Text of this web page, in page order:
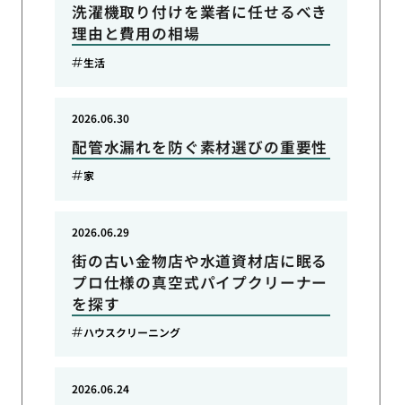
洗濯機取り付けを業者に任せるべき
理由と費用の相場
生活
配管水漏れを防ぐ素材選びの重要性
2026.06.30
家
街の古い金物店や水道資材店に眠る
プロ仕様の真空式パイプクリーナー
を探す
2026.06.29
ハウスクリーニング
2026.06.24